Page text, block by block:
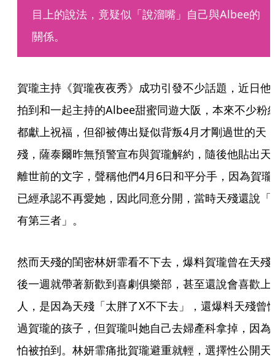
目上的說法，竟疑似「說溜嘴」自己與Albee的
關係。
賀瓏主持《賀瓏夜夜秀》成功引發不少話題，近日他
拍到和一起主持的Albee甜蜜同遊大阪，本來不少粉
都獻上祝福，但卻被傳出疑似背叛4月才剛過世的天
殘，薩泰爾昨無預警宣布與賀瓏解約，隨後他貼出天
離世前的文字，聲稱他們4月6日和平分手，因為賀瓏
已經承認不再愛她，因此同意分開，當時天殘還說「
有第三者」。
然而天殘的閨密林妍霏看不下去，爆料賀瓏曾在天殘
後一週就帶著新歡到喜劇俱樂部，甚至還說會喜歡上
人，是因為天殘「太胖了X不下去」，還爆料天殘曾
過賀瓏的孩子，但賀瓏叫她自己去婦產科拿掉，因為
怕被拍到。林妍霏痛批賀瓏避重就輕，選擇性公開天